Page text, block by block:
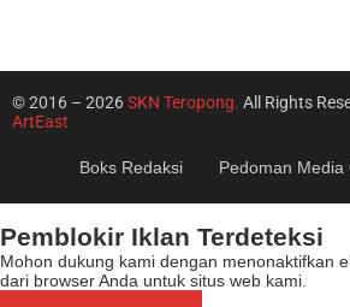
© 2016 – 2026SKN Teropong. All Rights
ArtEast
Boks Redaksi Pedoman Media
Pemblokir Iklan Terdeteksi
Mohon dukung kami dengan menonaktifkan
dari browser Anda untuk situs web kami.